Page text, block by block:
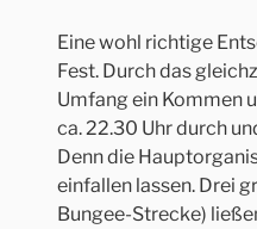
Eine wohl richtige
Fest. Durch das
Umfang ein Kommen
ca. 22.30 Uhr durch
Denn die
einfallen lassen. Drei
Bungee-Strecke)